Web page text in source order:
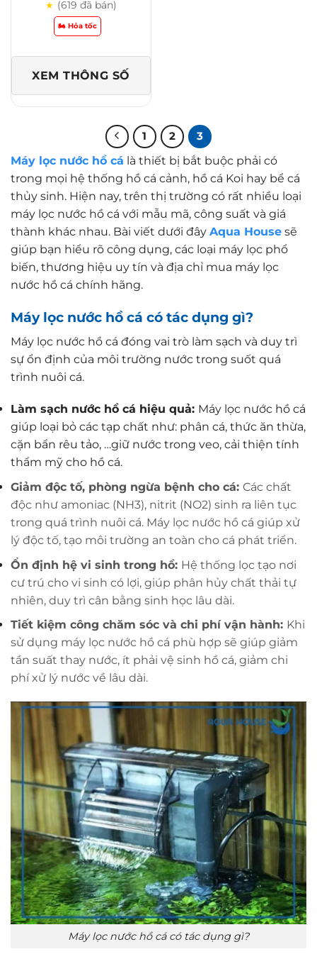
★ (619 đã bán)
🏍️ Hỏa tốc
XEM THÔNG SỐ
1 2 3
Máy lọc nước hồ cá là thiết bị bắt buộc phải có
trong mọi hệ thống hồ cá cảnh, hồ cá Koi hay bể cá
thủy sinh. Hiện nay, trên thị trường có rất nhiều loại
máy lọc nước hồ cá với mẫu mã, công suất và giá
thành khác nhau. Bài viết dưới đây Aqua House sẽ
giúp bạn hiểu rõ công dụng, các loại máy lọc phổ
biến, thương hiệu uy tín và địa chỉ mua máy lọc
nước hồ cá chính hãng.
Máy lọc nước hồ cá có tác dụng gì?
Máy lọc nước hồ cá đóng vai trò làm sạch và duy trì
sự ổn định của môi trường nước trong suốt quá
trình nuôi cá.
Làm sạch nước hồ cá hiệu quả: Máy lọc nước hồ cá
giúp loại bỏ các tạp chất như: phân cá, thức ăn thừa,
cặn bẩn rêu tảo, …giữ nước trong veo, cải thiện tính
thẩm mỹ cho hồ cá.
Giảm độc tố, phòng ngừa bệnh cho cá: Các chất
độc như amoniac (NH3), nitrit (NO2) sinh ra liên tục
trong quá trình nuôi cá. Máy lọc nước hồ cá giúp xử
lý độc tố, tạo môi trường an toàn cho cá phát triển.
Ổn định hệ vi sinh trong hồ: Hệ thống lọc tạo nơi
cư trú cho vi sinh có lợi, giúp phân hủy chất thải tự
nhiên, duy trì cân bằng sinh học lâu dài.
Tiết kiệm công chăm sóc và chi phí vận hành: Khi
sử dụng máy lọc nước hồ cá phù hợp sẽ giúp giảm
tần suất thay nước, ít phải vệ sinh hồ cá, giảm chi
phí xử lý nước về lâu dài.
Máy lọc nước hồ cá có tác dụng gì?